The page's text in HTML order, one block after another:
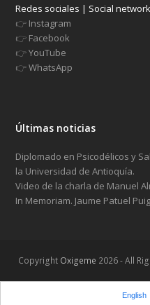
Redes sociales | Social
👉 Instagram
👉 Facebook
👉YouTube
👉WhatsApp
Últimas noticias
Diplomado en Psicodélicos y
la Universidad de Antioquía.
Video de la charla de Manuel
In Memoriam. Jaume Patuel Puig
Copyright Oxigeme 2026 - All
English